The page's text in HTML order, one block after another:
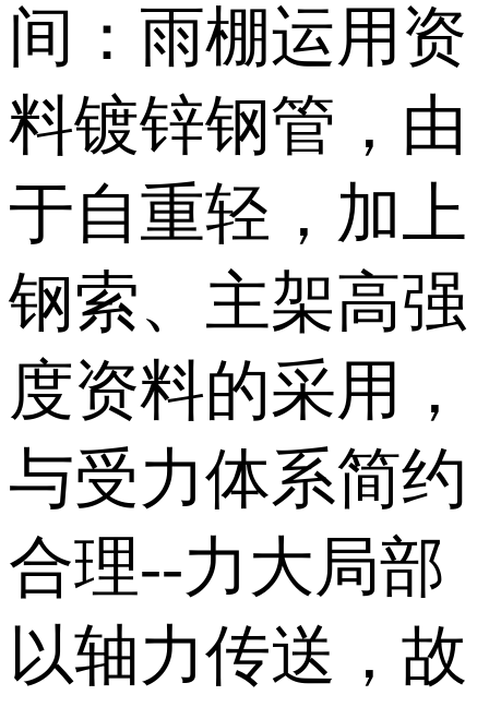
间：雨棚运用资
料镀锌钢管，由
于自重轻，加上
钢索、主架高强
度资料的采用，
与受力体系简约
合理--力大局部
以轴力传送，故